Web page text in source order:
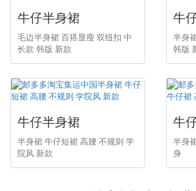
牛仔半身裙
毛边半身裙 百搭显瘦 双纽扣 中
长款 韩版 新款
牛
半身
韩版
牛仔半身裙
半身裙 牛仔短裙 高腰 不规则 学
院风 新款
牛
半身
身